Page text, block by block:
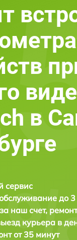
в
сервис
до 3
наш счет,
курьера в
от 35 минут